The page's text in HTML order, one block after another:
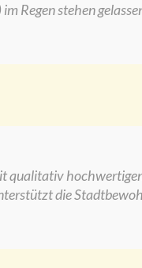
Regen stehen
qualitativ
die